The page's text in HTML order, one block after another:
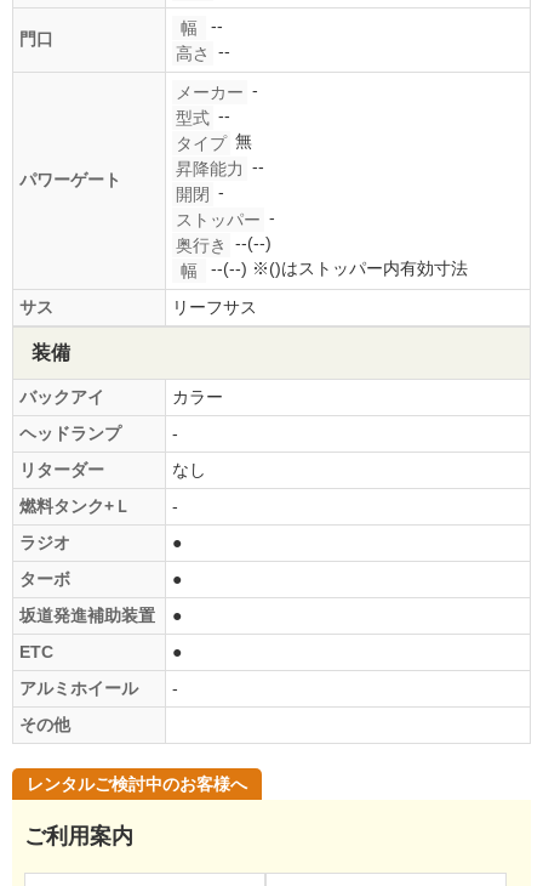
門口
幅
--
高さ
--
パワーゲート
メーカー -
型式 --
タイプ 無
昇降能力 --
開閉 -
ストッパー -
奥行き
--(--)
幅
--(--) ※()はストッパー内有効寸法
サス
リーフサス
装備
バックアイ
カラー
ヘッドランプ
-
リターダー
なし
燃料タンク+Ｌ
-
ラジオ
●
ターボ
●
坂道発進補助装置
●
ETC
●
アルミホイール
-
その他
レンタルご検討中のお客様へ
ご利用案内